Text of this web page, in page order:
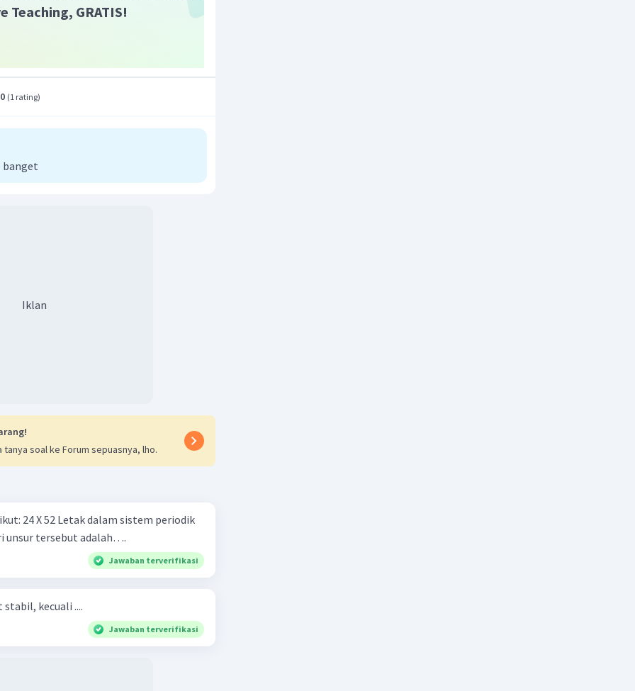
Teaching, GRATIS!
(1 rating)
banget
Iklan
tanya soal ke Forum sepuasnya, lho.
unsur tersebut adalah….
Jawaban terverifikasi
kecuali ....
Jawaban terverifikasi